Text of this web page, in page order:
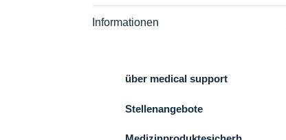
Informationen
über medical support
Stellenangebote